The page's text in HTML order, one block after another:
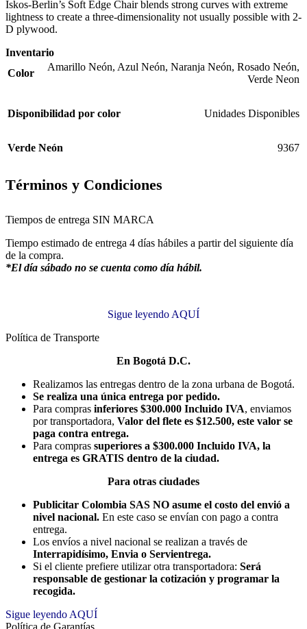
Iskos-Berlin’s Soft Edge Chair blends strong curves with extreme
lightness to create a three-dimensionality not usually possible with 2-
D plywood.
Inventario
Color
Amarillo Neón, Azul Neón, Naranja Neón, Rosado Neón,
Verde Neon
Disponibilidad por color Unidades Disponibles
Verde Neón 9367
Términos y Condiciones
Tiempos de entrega SIN MARCA
Tiempo estimado de entrega 4 días hábiles a partir del siguiente día
de la compra.
*El día sábado no se cuenta como día hábil.
Sigue leyendo AQUÍ
Política de Transporte
En Bogotá D.C.
Realizamos las entregas dentro de la zona urbana de Bogotá.
Se realiza una única entrega por pedido.
Para compras inferiores $300.000 Incluido IVA, enviamos
por transportadora, Valor del flete es $12.500, este valor se
paga contra entrega.
Para compras superiores a $300.000 Incluido IVA, la
entrega es GRATIS dentro de la ciudad.
Para otras ciudades
Publicitar Colombia SAS NO asume el costo del envió a
nivel nacional. En este caso se envían con pago a contra
entrega.
Los envíos a nivel nacional se realizan a través de
Interrapidísimo, Envia o Servientrega.
Si el cliente prefiere utilizar otra transportadora: Será
responsable de gestionar la cotización y programar la
recogida.
Sigue leyendo AQUÍ
Política de Garantías